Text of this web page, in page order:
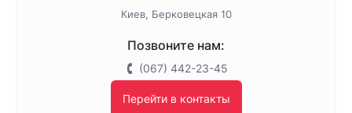
Киев, Берковецкая 10
Позвоните нам:
(067) 442-23-45
Перейти в контакты